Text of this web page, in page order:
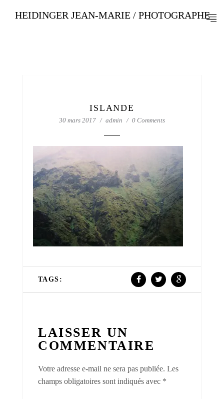
HEIDINGER JEAN-MARIE / PHOTOGRAPHE
ISLANDE
30 mars 2017 admin 0 Comments
TAGS:
LAISSER UN
COMMENTAIRE
Votre adresse e-mail ne sera pas publiée. Les
champs obligatoires sont indiqués avec *